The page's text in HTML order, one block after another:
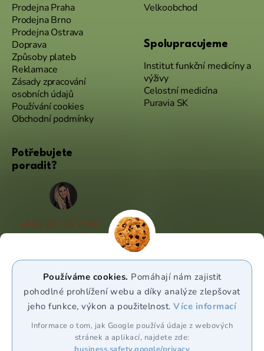
Používáme cookies. Pomáhají nám zajistit
pohodlné prohlížení webu a díky analýze zlepšovat
jeho funkce, výkon a použitelnost.Více informací
Informace o tom, jak Google používá údaje z webových
stránek a aplikací, najdete zde:
Prodejna Praha
Prodejna Brno
Prodejna Ostrava
Doprava
Způsoby plateb
Reklamace
Zásady zpracování
osobních údajů
Používání cookies
Obchodní podmínky
Velkoobchod
Spolupracujeme
Institut funkční medicíny a
výživy
Celostní medicína
Puravia SK
Potřebujete
poradit?
+420 227 072 207
(Po - Pá 9:00 - 17:00)
WhatsApp